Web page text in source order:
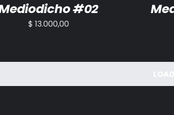
#02
$ 13.000,00